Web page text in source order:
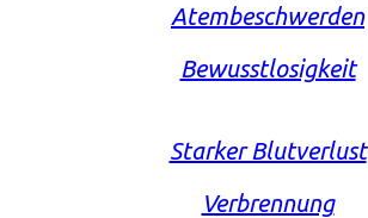
Atembeschwerden
Bewusstlosigkeit
Starker Blutverlust
Verbrennung